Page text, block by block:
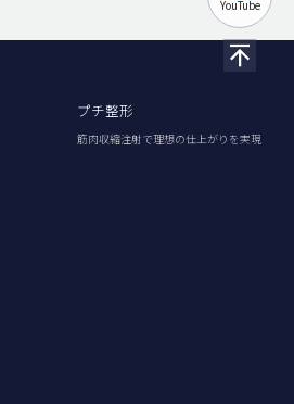
YouTube
プチ整形
筋肉収縮注射で理想の仕上がりを実現